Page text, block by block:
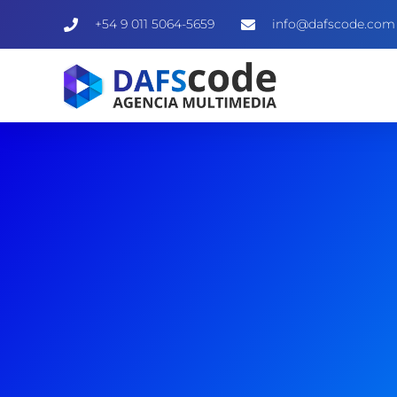
+54 9 011 5064-5659 info@dafscode.com